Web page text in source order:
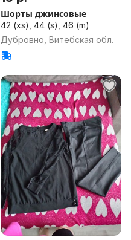
Шорты джинсовые
42 (xs), 44 (s), 46 (m)
Дубровно, Витебская обл.